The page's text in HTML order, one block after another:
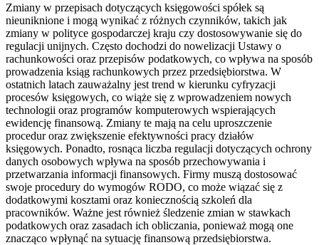
Zmiany w przepisach dotyczących księgowości spółek są
nieuniknione i mogą wynikać z różnych czynników, takich jak
zmiany w polityce gospodarczej kraju czy dostosowywanie się do
regulacji unijnych. Często dochodzi do nowelizacji Ustawy o
rachunkowości oraz przepisów podatkowych, co wpływa na sposób
prowadzenia ksiąg rachunkowych przez przedsiębiorstwa. W
ostatnich latach zauważalny jest trend w kierunku cyfryzacji
procesów księgowych, co wiąże się z wprowadzeniem nowych
technologii oraz programów komputerowych wspierających
ewidencję finansową. Zmiany te mają na celu uproszczenie
procedur oraz zwiększenie efektywności pracy działów
księgowych. Ponadto, rosnąca liczba regulacji dotyczących ochrony
danych osobowych wpływa na sposób przechowywania i
przetwarzania informacji finansowych. Firmy muszą dostosować
swoje procedury do wymogów RODO, co może wiązać się z
dodatkowymi kosztami oraz koniecznością szkoleń dla
pracowników. Ważne jest również śledzenie zmian w stawkach
podatkowych oraz zasadach ich obliczania, ponieważ mogą one
znacząco wpłynąć na sytuację finansową przedsiębiorstwa.